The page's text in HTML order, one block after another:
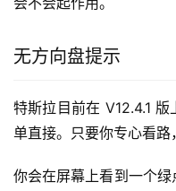
无方向盘提示
特斯拉目前在 V12.4.1
单直接。只要你专心看路
你会在屏幕上看到一个